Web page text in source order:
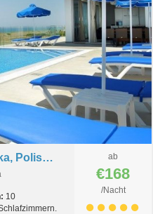
Strandvilla Mare Beach, Argaka, Polis, Zypern
10
ab
€168
/Nacht